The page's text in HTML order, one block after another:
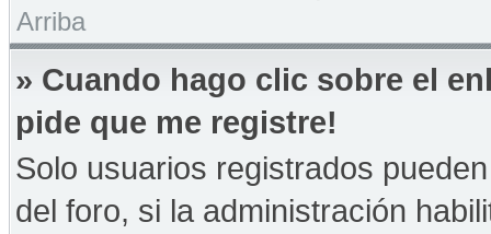
Arriba
» Cuando hago clic sobre el
pide que me registre!
Solo usuarios registrados
del foro, si la administración